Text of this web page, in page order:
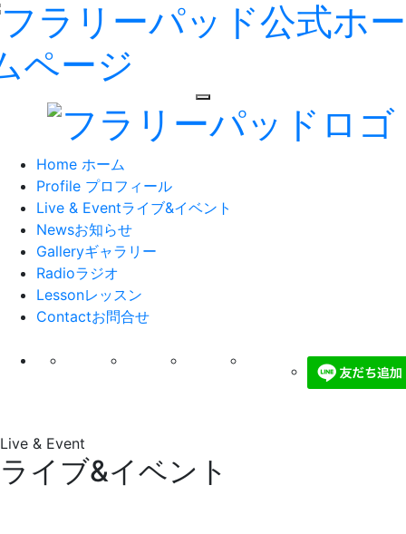
toggle navigation
Home ホーム
Profile プロフィール
Live & Eventライブ&イベント
Newsお知らせ
Galleryギャラリー
Radioラジオ
Lessonレッスン
Contactお問合せ
Live & Event
ライブ&イベント